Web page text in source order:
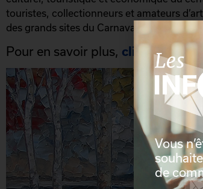
touristes, collectionneurs et amateurs
des grands sites du Carnaval.
Pour en savoir plus, cliquez ici
Vous
de